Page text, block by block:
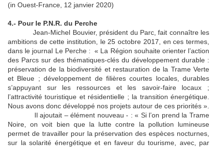
(in Ouest-France, 12 janvier 2020)
4.- Pour le P.N.R. du Perche
Jean-Michel Bouvier, président du Parc, fait connaître les
ambitions de cette institution, le 25 octobre 2017, en ces termes,
dans le journal Le Perche : « La Région souhaite orienter l’action
des Parcs sur des thématiques-clés du développement durable :
préservation de la biodiversité et restauration de la Trame Verte
et Bleue ; développement de filières courtes locales, durables
s’appuyant sur les ressources et les savoir-faire locaux ;
l’attractivité touristique et résidentielle ; la transition énergétique.
Nous avons donc développé nos projets autour de ces priorités ».
Il ajoutait – élément nouveau - : « Si l’on prend la Trame
Noire, on voit bien que la lutte contre la pollution lumineuse
permet de travailler pour la préservation des espèces nocturnes,
sur la solarité énergétique et en faveur du tourisme, avec, par